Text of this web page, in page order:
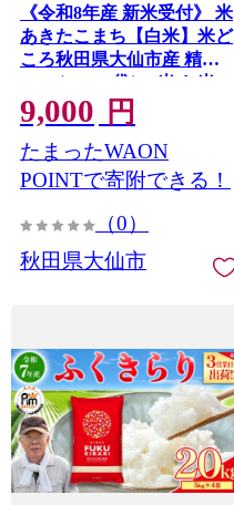
《令和8年産 新米受付》 米
あきたこまち【白米】米ど
ころ秋田県大仙市産 精米
5kg（5kg×1袋） [米 お米
こめ 白米 精米 あきたこま
ち ブランド米 通算23回 特
A 小分け ご飯 ごはん 米ど
ころ 秋田県産 大仙市]
9,000 円
たまったWAON
POINTで寄附できる！
（0）
秋田県大仙市